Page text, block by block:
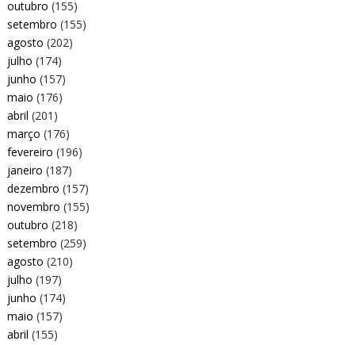
outubro (155)
setembro (155)
agosto (202)
julho (174)
junho (157)
maio (176)
abril (201)
março (176)
fevereiro (196)
janeiro (187)
dezembro (157)
novembro (155)
outubro (218)
setembro (259)
agosto (210)
julho (197)
junho (174)
maio (157)
abril (155)